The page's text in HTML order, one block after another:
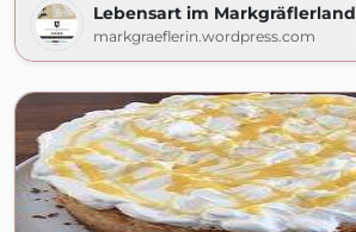
Lebensart im Markgräflerland
markgraeflerin.wordpress.com